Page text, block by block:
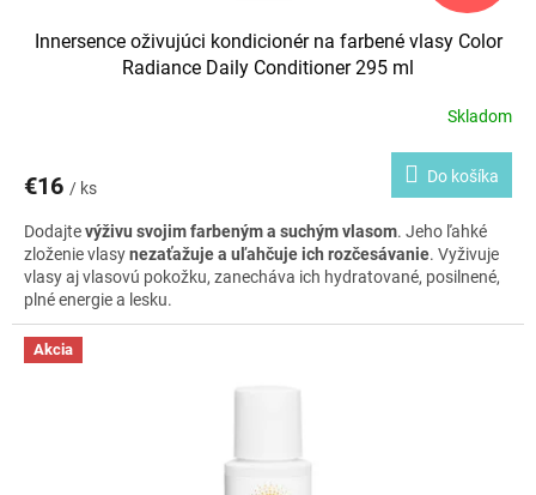
Innersence oživujúci kondicionér na farbené vlasy Color
Radiance Daily Conditioner 295 ml
Skladom
€16 / ks
Do košíka
Dodajtevýživu svojim farbeným a suchým vlasom. Jeho ľahké
zloženie vlasynezaťažuje a uľahčuje ich rozčesávanie. Vyživuje
vlasy aj vlasovú pokožku, zanecháva ich hydratované, posilnené,
plné energie a lesku.
Akcia